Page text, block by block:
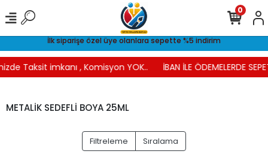
İlk siparişe özel üye olanlara sepette %5 indirim
Taksit imkanı , Komisyon YOK.. İBAN İLE ÖDEMELERDE
0
METALİK SEDEFLİ BOYA 25ML
Filtreleme Sıralama